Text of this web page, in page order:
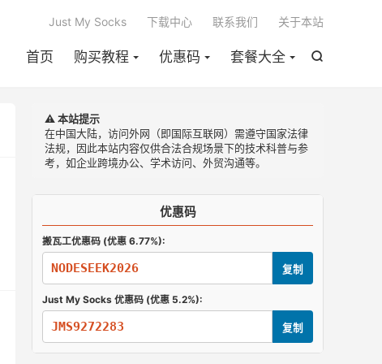

首页 购买教程 优惠码 套餐大全
Just My Socks 下载中心 联系我们 关于本站
⚠️ 本站提示
在中国大陆，访问外网（即国际互联网）需遵守国家法律
法规，因此本站内容仅供合法合规场景下的技术科普与参
考，如企业跨境办公、学术访问、外贸沟通等。
优惠码
搬瓦工优惠码 (优惠 6.77%):
NODESEEK2026 复制
Just My Socks 优惠码 (优惠 5.2%):
JMS9272283 复制